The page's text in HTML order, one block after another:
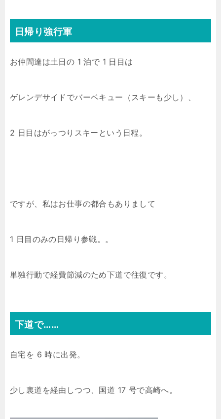
日帰り強行軍
お仲間達は土日の 1 泊で 1 日目は
ゲレンデサイドでバーベキュー（スキーも少し）、
2 日目はがっつりスキーという日程。
ですが、私はお仕事の都合もありまして
1 日目のみの日帰り参戦。。
単独行動で経費節減のため下道で往復です。
下道で……
自宅を 6 時に出発。
少し裏道を経由しつつ、国道 17 号で高崎へ。